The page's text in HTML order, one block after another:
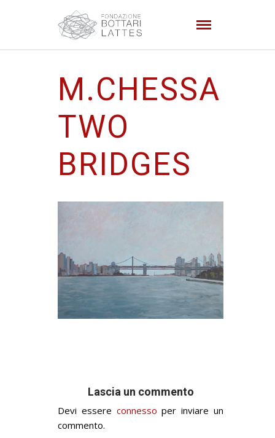
M.CHESSA
TWO
BRIDGES
Lascia un commento
Devi essere connesso per inviare un
commento.